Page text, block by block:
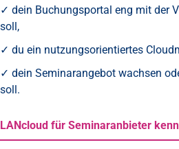
✓ dein Buchungsportal eng mit der
soll,
✓ du ein nutzungsorientiertes
✓ dein Seminarangebot wachsen
soll.
LANcloud für Seminaranbieter